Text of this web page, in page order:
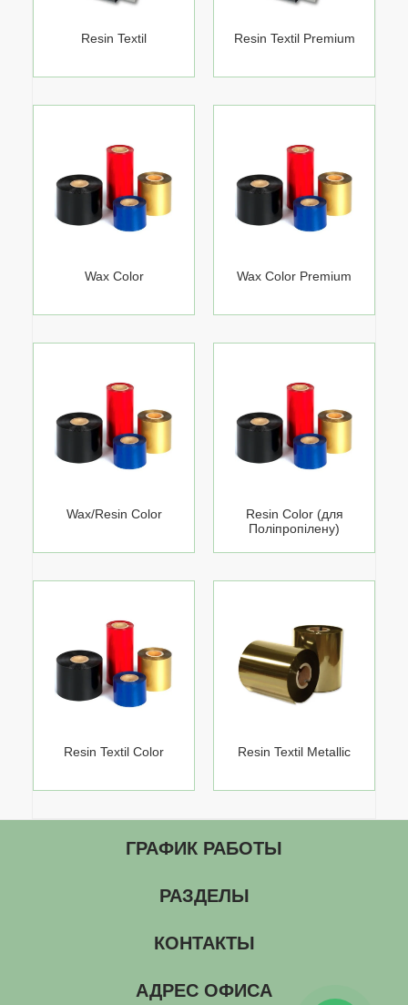
Resin Textil Resin Textil Premium
Wax Color Wax Color Premium
Wax/Resin Color
Resin Color (для
Поліпропілену)
Resin Textil Color Resin Textil Metallic
ГРАФИК РАБОТЫ
РАЗДЕЛЫ
КОНТАКТЫ
АДРЕС ОФИСА